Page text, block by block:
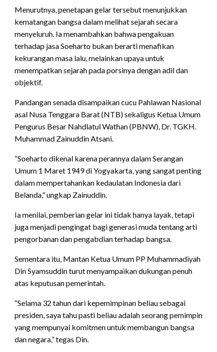
Menurutnya, penetapan gelar tersebut menunjukkan
kematangan bangsa dalam melihat sejarah secara
menyeluruh. Ia menambahkan bahwa pengakuan
terhadap jasa Soeharto bukan berarti menafikan
kekurangan masa lalu, melainkan upaya untuk
menempatkan sejarah pada porsinya dengan adil dan
objektif.
Pandangan senada disampaikan cucu Pahlawan Nasional
asal Nusa Tenggara Barat (NTB) sekaligus Ketua Umum
Pengurus Besar Nahdlatul Wathan (PBNW), Dr. TGKH.
Muhammad Zainuddin Atsani.
“Soeharto dikenal karena perannya dalam Serangan
Umum 1 Maret 1949 di Yogyakarta, yang sangat penting
dalam mempertahankan kedaulatan Indonesia dari
Belanda,” ungkap Zainuddin.
Ia menilai, pemberian gelar ini tidak hanya layak, tetapi
juga menjadi pengingat bagi generasi muda tentang arti
pengorbanan dan pengabdian terhadap bangsa.
Sementara itu, Mantan Ketua Umum PP Muhammadiyah
Din Syamsuddin turut menyampaikan dukungan penuh
atas keputusan pemerintah.
“Selama 32 tahun dari kepemimpinan beliau sebagai
presiden, saya tahu pasti beliau adalah seorang pemimpin
yang mempunyai komitmen untuk membangun bangsa
dan negara,” tegas Din.